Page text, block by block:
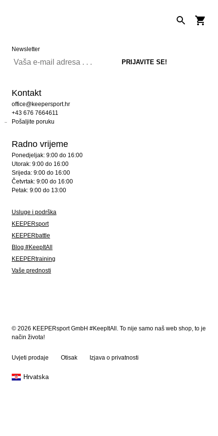
Newsletter
Kontakt
office@keepersport.hr
+43 676 7664611
Pošaljite poruku
Radno vrijeme
Ponedjeljak: 9:00 do 16:00
Utorak: 9:00 do 16:00
Srijeda: 9:00 do 16:00
Četvrtak: 9:00 do 16:00
Petak: 9:00 do 13:00
Usluge i podrška
KEEPERsport
KEEPERbattle
Blog #KeepItAll
KEEPERtraining
Vaše prednosti
© 2026 KEEPERsport GmbH #KeepItAll. To nije samo naš web shop, to je
način života!
Uvjeti prodaje Otisak Izjava o privatnosti
Hrvatska